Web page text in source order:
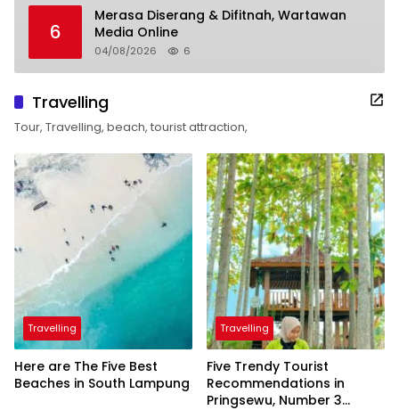
6
Merasa Diserang & Difitnah, Wartawan
Media Online
04/08/2026 6
Travelling
Tour, Travelling, beach, tourist attraction,
Travelling
Here are The Five Best
Beaches in South Lampung
Travelling
Five Trendy Tourist
Recommendations in
Pringsewu, Number 3